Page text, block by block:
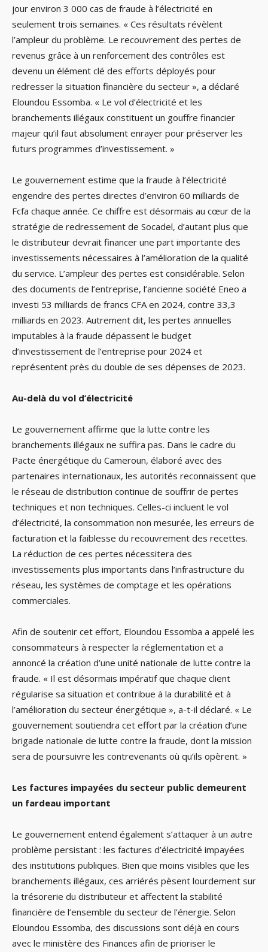
jour environ 3 000 cas de fraude à l’électricité en
seulement trois semaines. « Ces résultats révèlent
l’ampleur du problème. Le recouvrement des pertes de
revenus grâce à un renforcement des contrôles est
devenu un élément clé des efforts déployés pour
redresser la situation financière du secteur », a déclaré
Eloundou Essomba. « Le vol d’électricité et les
branchements illégaux constituent un gouffre financier
majeur qu’il faut absolument enrayer pour préserver les
futurs programmes d’investissement. »
Le gouvernement estime que la fraude à l’électricité
engendre des pertes directes d’environ 60 milliards de
Fcfa chaque année. Ce chiffre est désormais au cœur de la
stratégie de redressement de Socadel, d’autant plus que
le distributeur devrait financer une part importante des
investissements nécessaires à l’amélioration de la qualité
du service. L’ampleur des pertes est considérable. Selon
des documents de l’entreprise, l’ancienne société Eneo a
investi 53 milliards de francs CFA en 2024, contre 33,3
milliards en 2023. Autrement dit, les pertes annuelles
imputables à la fraude dépassent le budget
d’investissement de l’entreprise pour 2024 et
représentent près du double de ses dépenses de 2023.
Au-delà du vol d’électricité
Le gouvernement affirme que la lutte contre les
branchements illégaux ne suffira pas. Dans le cadre du
Pacte énergétique du Cameroun, élaboré avec des
partenaires internationaux, les autorités reconnaissent que
le réseau de distribution continue de souffrir de pertes
techniques et non techniques. Celles-ci incluent le vol
d’électricité, la consommation non mesurée, les erreurs de
facturation et la faiblesse du recouvrement des recettes.
La réduction de ces pertes nécessitera des
investissements plus importants dans l’infrastructure du
réseau, les systèmes de comptage et les opérations
commerciales.
Afin de soutenir cet effort, Eloundou Essomba a appelé les
consommateurs à respecter la réglementation et a
annoncé la création d’une unité nationale de lutte contre la
fraude. « Il est désormais impératif que chaque client
régularise sa situation et contribue à la durabilité et à
l’amélioration du secteur énergétique », a-t-il déclaré. « Le
gouvernement soutiendra cet effort par la création d’une
brigade nationale de lutte contre la fraude, dont la mission
sera de poursuivre les contrevenants où qu’ils opèrent. »
Les factures impayées du secteur public demeurent
un fardeau important
Le gouvernement entend également s’attaquer à un autre
problème persistant : les factures d’électricité impayées
des institutions publiques. Bien que moins visibles que les
branchements illégaux, ces arriérés pèsent lourdement sur
la trésorerie du distributeur et affectent la stabilité
financière de l’ensemble du secteur de l’énergie. Selon
Eloundou Essomba, des discussions sont déjà en cours
avec le ministère des Finances afin de prioriser le